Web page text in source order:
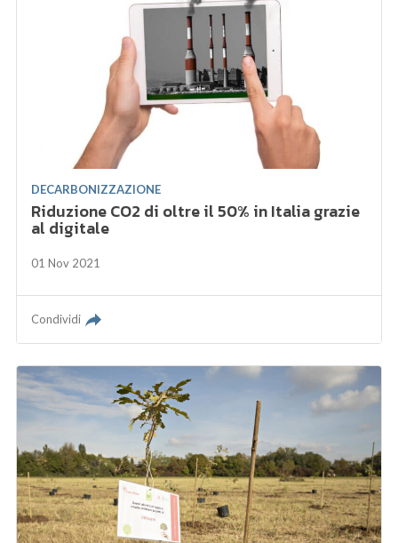
DECARBONIZZAZIONE
Riduzione CO2 di oltre il 50% in Italia grazie
al digitale
01 Nov 2021
Condividi